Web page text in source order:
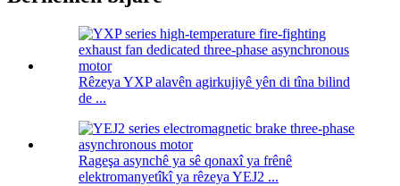
Rêzeya YXP alavên agirkujiyê yên di tîna bilind
de ...
Rageşa asynchê ya sê qonaxî ya frênê
elektromanyetîkî ya rêzeya YEJ2 ...